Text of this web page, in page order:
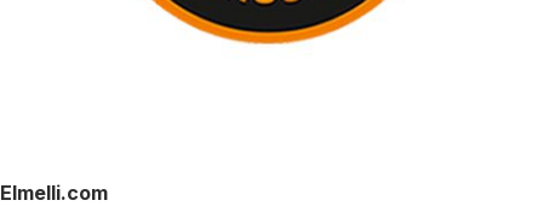
Elmelli.com